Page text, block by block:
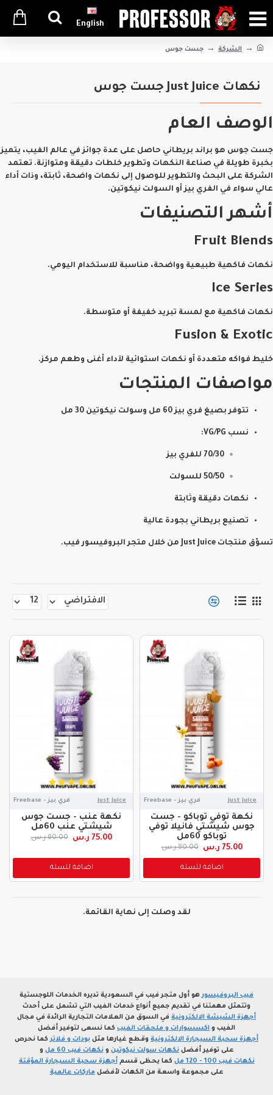
English
الشركة جست جوس
نكهات Just Juice جست جوس
الوصف العام
جست جوس هو براند بريطاني حاصل على عدة جوائز في عالم الفيب، يتميز
بخبرة طويلة في صناعة النكهات وتطوير خلطات دقيقة ومتوازنة. تعتمد
الشركة على البحث والتطوير للوصول إلى نكهات واضحة، ثابتة، وذات أداء
عالي سواء في الفري بيز أو السولت نيكوتين.
أشهر التصنيفات
Fruit Blends
نكهات فاكهية طبيعية وواضحة، مناسبة للاستخدام اليومي.
Ice Series
نكهات فاكهية مع لمسة تبريد خفيفة أو متوسطة.
Fusion & Exotic
خليط فواكه متعددة أو نكهات استوائية لآداء أغنى وطعم مركز.
مواصفات المنتجات
تتوفر بصيغ فري بيز 60 مل وسولت نيكوتين 30 مل
نسب VG/PG:
70/30 للفري بيز
50/50 للسولت
نكهات دقيقة وثابتة
تصنيع بريطاني بجودة عالية
تسوّق منتجات Just Juice من خلال متجر البروفيسور فيب.
just juice فري بيز - Freebase
نكهة توفي توباكو - جست
جوس شيشتي فانيلا توفي
توباكو 60مل
75.00 ر.س 80.00 ر.س
اضافة للسلة
just juice فري بيز - Freebase
نكهة عنب - جست جوس
شيشتي عنب 60مل
75.00 ر.س 80.00 ر.س
اضافة للسلة
لقد وصلت إلى نهاية القائمة.
فيب البروفيسورهو أول متجر فيب في السعودية تديره الخدمات اللوجستية
وتتمثل مهمتنا في تقديم جميع أنواع خدمات الفيب التي تشمل على أحدث
أجهزة الشيشة الالكترونية في السوق من العلامات التجارية الرائدة في مجال
الفيب و اكسسوارات و ملحقات الفيب كما نسعى لتوفير أفضل
أجهزة سحبة السيجارة الالكترونية وقطع غيارها مثل بودات و فلاتركما نحرص
على توفير أفضلنكهات سولت نيكوتين ونكهات فيب 60 مل
و
نكهات فيب 100 - 120 مل
كما يحظى قسمأجهزة سحبة السيجارة المؤقتة
على مجموعة واسعة من الكهات لأفضل ماركات عالمية